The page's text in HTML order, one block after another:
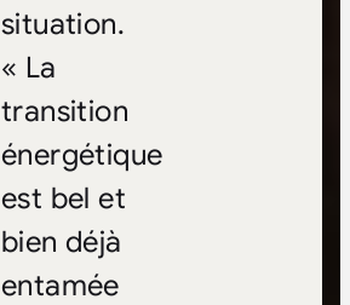
situation.
« La
transition
énergétique
est bel et
bien déjà
entamée